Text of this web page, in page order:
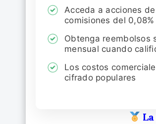
Acceda a acciones
comisiones del 0,08%
Obtenga reembolsos
mensual cuando
Los costos
cifrado populares